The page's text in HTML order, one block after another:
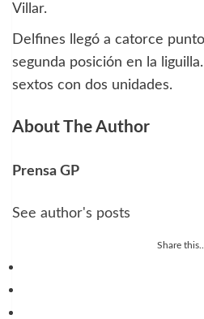
Villar.
Delfines llegó a catorce
segunda posición en la
sextos con dos unidades.
About The Author
Prensa GP
See author's posts
Share this...